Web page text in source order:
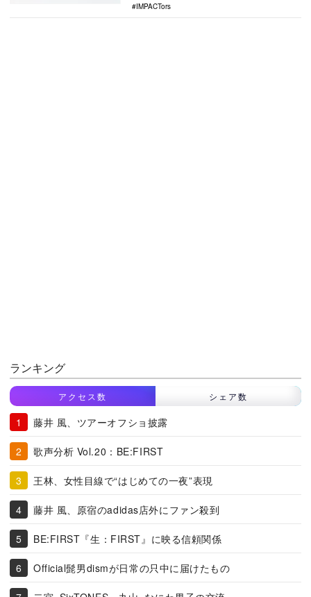
IMPACTors
ランキング
アクセス数 シェア数
藤井 風、ツアーオフショ披露
歌声分析 Vol.20：BE:FIRST
王林、女性目線で“はじめての一夜”表現
藤井 風、原宿のadidas店外にファン殺到
BE:FIRST『生：FIRST』に映る信頼関係
Official髭男dismが日常の只中に届けたもの